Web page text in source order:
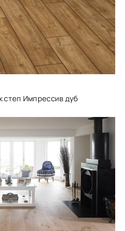
степ Импрессив дуб